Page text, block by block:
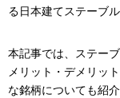
る日本建てステーブ
本記事では、ステー
メリット・デメリッ
な銘柄についても紹介